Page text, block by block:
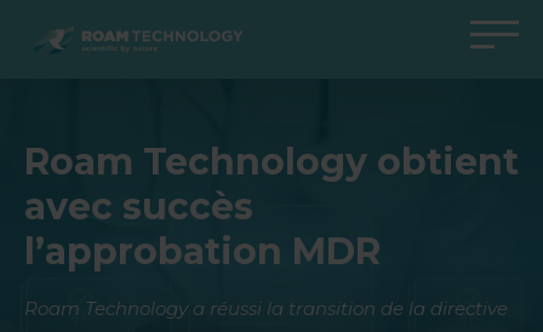
ROAM
Agro Solutions
Industries
Produits
Tous les cas
Livestock Solutions
Industrie
Produits
Tous les cas
Industrial Applications
Applications
Produits
Tous les cas
Medical Support
Centre de connaissances
Produits Medical Support
Tous les cas
Roam Technology obtient
avec succès
l’approbation MDR
Roam Technology a réussi la transition de la directive